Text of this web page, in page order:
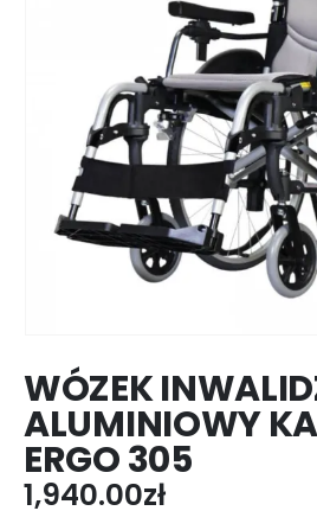
WÓZEK
ALUMINIOWY
ERGO 305
1,940.00zł